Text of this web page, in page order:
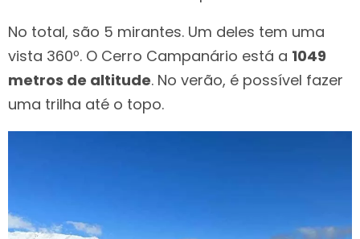
No total, são 5 mirantes. Um deles tem uma
vista 360º. O Cerro Campanário está a 1049
metros de altitude. No verão, é possível fazer
uma trilha até o topo.